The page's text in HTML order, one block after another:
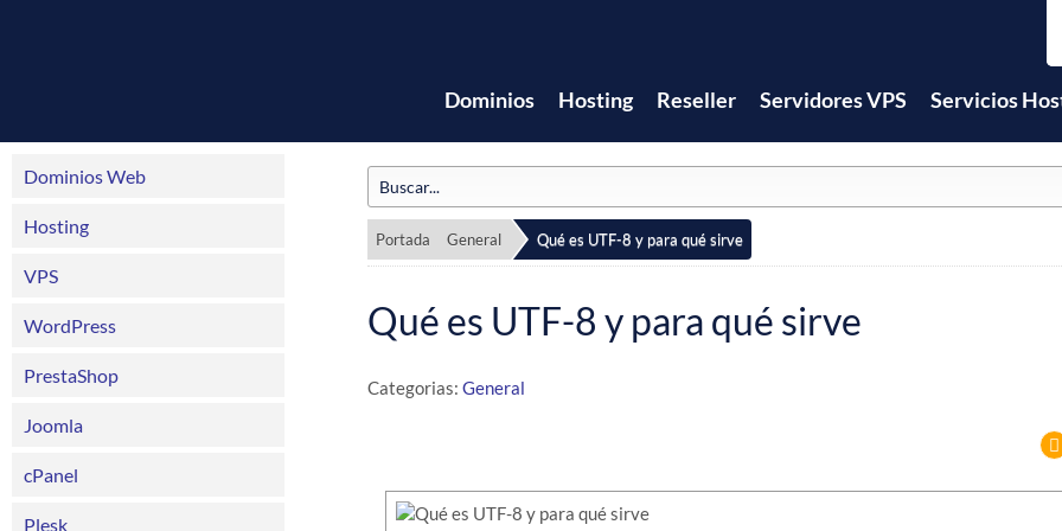
Dominios Hosting Reseller Servidores VPS Servicios
Dominios Web
Hosting
VPS
WordPress
PrestaShop
Joomla
cPanel
Plesk
Portada General Qué es UTF-8 y para qué sirve
Qué es UTF-8 y para qué sirve
Categorias: General